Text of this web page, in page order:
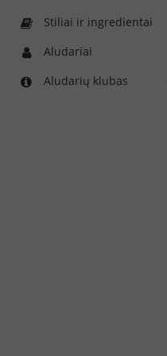
Stiliai ir ingredientai
Aludariai
Aludarių klubas